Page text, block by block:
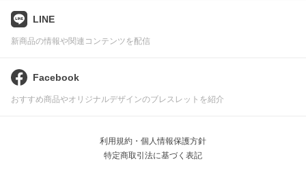
LINE
新商品の情報や関連コンテンツを配信
Facebook
おすすめ商品やオリジナルデザインのブレスレットを紹介
利用規約・個人情報保護方針
特定商取引法に基づく表記